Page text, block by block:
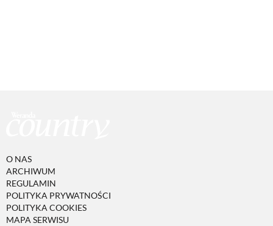
O NAS
ARCHIWUM
REGULAMIN
POLITYKA PRYWATNOŚCI
POLITYKA COOKIES
MAPA SERWISU